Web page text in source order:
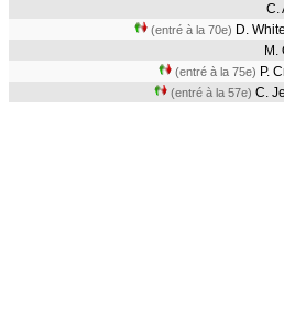
C.
(entré à la 70e) D.
M.
(entré à la 75e) P.
(entré à la 57e) C.